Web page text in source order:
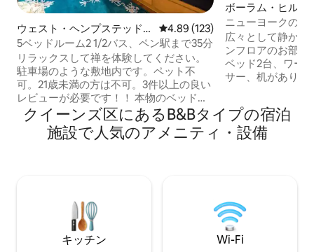
ウェスト・ヘンプステッドの
個室
レビュー123件、5つ星中4.89つ
4.89 (123)
5ベッドルーム2 1/2バス、ペン駅まで35分
リラックスして禅を体験してください。
駐車場のような敷地内です。ペット不
可。21歳未満の方は不可。3件以上の良い
レビューが必要です！！ 本物のベッド＆
ブレックファースト 午前7時30分から10
時30分まで すべての料金は医学部の資
金に充てられます 元F.D.N.Y.のホスト
止 外部のゲスト禁止！！ アメニティは
共有です。家の中での飲酒や喫煙は禁止
です。違反した場合は予約は即座にキャ
ンセルされます！ 私の家とルールを尊重
ボーラム・ヒルの
ニューヨークの伝
ン建築のBoerum
広々として静かで
ンフロアのお部屋
ベッド2台、ワー
サー、机がありま
リンの歴史的な
並木道沿いにあ
ーンの家で、丁
ます。Allenと
ラン、ショッピン
ズ・センターに近
クイーンズ区にあるB&Bタイプの宿泊
施設で人気のアメニティ・設備
キッチン Wi-Fi